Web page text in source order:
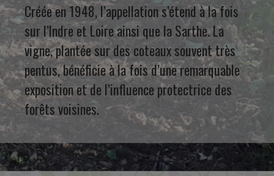
Créée en 1948, l’appellation s’étend à la fois
sur l’Indre et Loire ainsi que la Sarthe. La
vigne, plantée sur des coteaux souvent très
pentus, bénéficie à la fois d’une remarquable
exposition et de l’influence protectrice des
forêts voisines.